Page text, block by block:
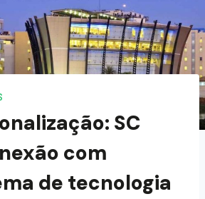
SC
com
de tecnologia